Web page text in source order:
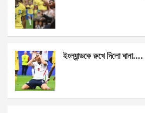
ইংল্যান্ডকে রুখে দিলো ঘানা….